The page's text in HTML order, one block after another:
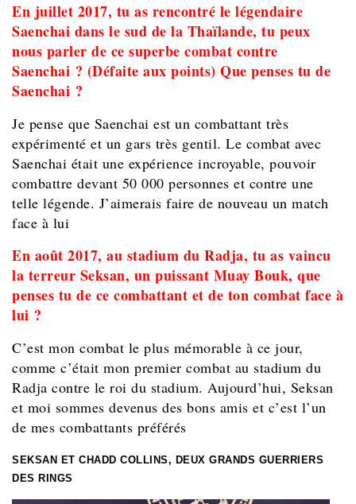
En juillet 2017, tu as rencontré le légendaire
Saenchai dans le sud de la Thaïlande, tu peux
nous parler de ce superbe combat contre
Saenchai ? (Défaite aux points) Que penses tu de
Saenchai ?
Je pense que Saenchai est un combattant très
expérimenté et un gars très gentil. Le combat avec
Saenchai était une expérience incroyable, pouvoir
combattre devant 50 000 personnes et contre une
telle légende. J’aimerais faire de nouveau un match
face à lui
En août 2017, au stadium du Radja, tu as vaincu
la terreur Seksan, un puissant Muay Bouk, que
penses tu de ce combattant et de ton combat face à
lui ?
C’est mon combat le plus mémorable à ce jour,
comme c’était mon premier combat au stadium du
Radja contre le roi du stadium. Aujourd’hui, Seksan
et moi sommes devenus des bons amis et c’est l’un
de mes combattants préférés
SEKSAN ET CHADD COLLINS, DEUX GRANDS GUERRIERS
DES RINGS